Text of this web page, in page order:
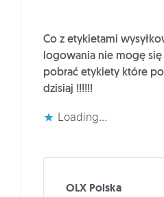
Co z etykietami
logowania nie mogę
pobrać etykiety które
dzisiaj !!!!!!
Loading...
OLX Polska